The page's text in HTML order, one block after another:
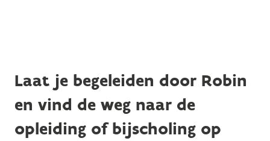
Laat je begeleiden door Robin
en vind de weg naar de
opleiding of bijscholing op